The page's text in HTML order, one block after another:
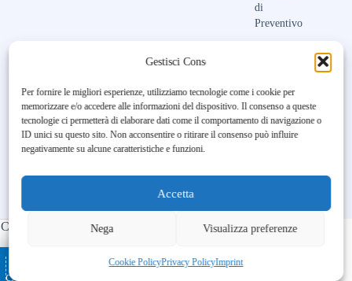
Gestisci Consenso
Per fornire le migliori esperienze, utilizziamo tecnologie come i cookie per
memorizzare e/o accedere alle informazioni del dispositivo. Il consenso a queste
tecnologie ci permetterà di elaborare dati come il comportamento di navigazione o
ID unici su questo sito. Non acconsentire o ritirare il consenso può influire
negativamente su alcune caratteristiche e funzioni.
Accetta
Nega Visualizza preferenze
Cookie PolicyPrivacy PolicyImprint
di
Preventivo
Unfortunately, the 7-day trial
period has expired.Check our
subscription plans! >>
Copyright © 2023-2026 Maison Aubry | All Rights Reserved |
Ottimizzato con
cATALOGO